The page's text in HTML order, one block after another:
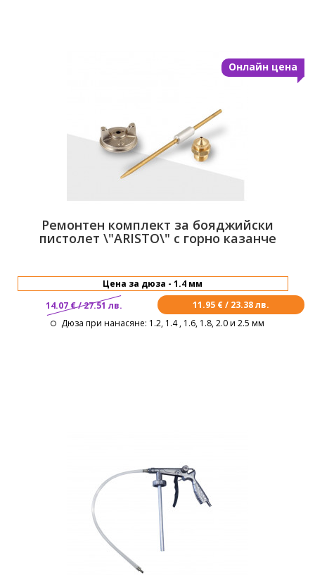
Ремонтен комплект за бояджийски
пистолет \"ARISTO\" с горно казанче
14.07 € / 27.51 лв.
11.95 € / 23.38 лв.
Дюза при нанасяне: 1.2, 1.4 , 1.6, 1.8, 2.0 и 2.5 мм